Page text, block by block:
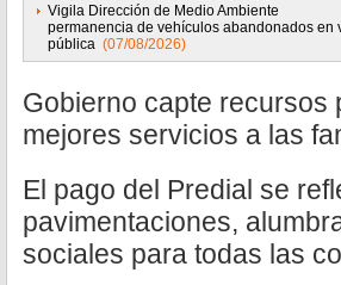
Vigila Dirección de Medio Ambiente
permanencia de vehículos abandonados en
pública (07/08/2026)
Gobierno capte recursos
mejores servicios a las
El pago del Predial se
pavimentaciones,
sociales para todas las